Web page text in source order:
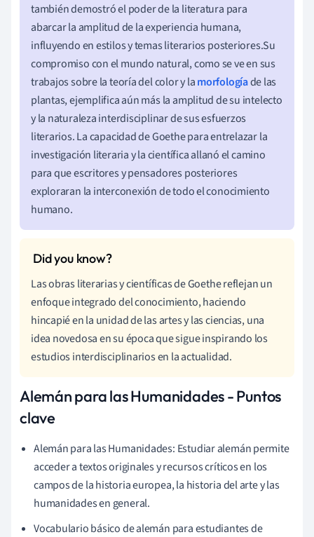
también demostró el poder de la literatura para
abarcar la amplitud de la experiencia humana,
influyendo en estilos y temas literarios posteriores.Su
compromiso con el mundo natural, como se ve en sus
trabajos sobre la teoría del color y lamorfologíade las
plantas, ejemplifica aún más la amplitud de su intelecto
y la naturaleza interdisciplinar de sus esfuerzos
literarios. La capacidad de Goethe para entrelazar la
investigación literaria y la científica allanó el camino
para que escritores y pensadores posteriores
exploraran la interconexión de todo el conocimiento
humano.
Las obras literarias y científicas de Goethe reflejan un
enfoque integrado del conocimiento, haciendo
hincapié en la unidad de las artes y las ciencias, una
idea novedosa en su época que sigue inspirando los
estudios interdisciplinarios en la actualidad.
Alemán para las Humanidades - Puntos
clave
Alemán para las Humanidades: Estudiar alemán permite
acceder a textos originales y recursos críticos en los
campos de la historia europea, la historia del arte y las
humanidades en general.
Vocabulario básico de alemán para estudiantes de